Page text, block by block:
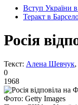
Вступ України
Теракт в
Росія
Текст: Алена Шевчук
0
1968
Фото: Getty Images